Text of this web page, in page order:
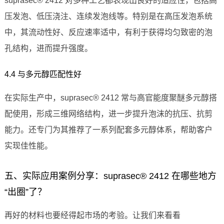
压发泡、低压浇注、连续发泡线等。特别是在高压发泡系统
中，其流动性好、反应速率适中，有利于获得均匀致密的泡
孔结构，进而提升强度。
4.4 与多元醇匹配性好
在实际生产中，suprasec® 2412 常与高官能度聚醚多元醇搭
配使用，形成三维网络结构，进一步提升泡沫的抗压、抗剪
能力。还专门为其推荐了一系列配套多元醇体系，帮助客户
实现佳性能。
五、实际应用案例分享：suprasec® 2412 在哪些地方
“出圈”了？
再好的材料也要经得起市场的考验。让我们来看看